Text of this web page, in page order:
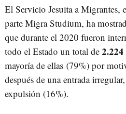
El Servicio Jesuita a Migrantes,
parte Migra Studium, ha
que durante el 2020 fueron
todo el Estado un total de 2.224
mayoría de ellas (79%) por
después de una entrada
expulsión (16%).